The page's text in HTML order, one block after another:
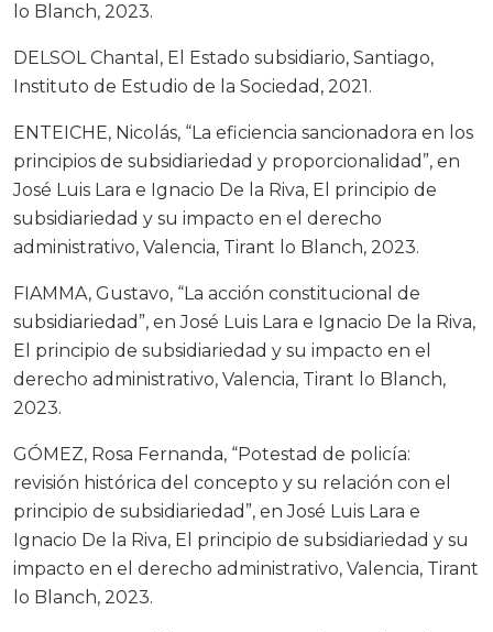
lo Blanch, 2023.
DELSOL Chantal, El Estado subsidiario, Santiago,
Instituto de Estudio de la Sociedad, 2021.
ENTEICHE, Nicolás, “La eficiencia sancionadora en los
principios de subsidiariedad y proporcionalidad”, en
José Luis Lara e Ignacio De la Riva, El principio de
subsidiariedad y su impacto en el derecho
administrativo, Valencia, Tirant lo Blanch, 2023.
FIAMMA, Gustavo, “La acción constitucional de
subsidiariedad”, en José Luis Lara e Ignacio De la Riva,
El principio de subsidiariedad y su impacto en el
derecho administrativo, Valencia, Tirant lo Blanch,
2023.
GÓMEZ, Rosa Fernanda, “Potestad de policía:
revisión histórica del concepto y su relación con el
principio de subsidiariedad”, en José Luis Lara e
Ignacio De la Riva, El principio de subsidiariedad y su
impacto en el derecho administrativo, Valencia, Tirant
lo Blanch, 2023.